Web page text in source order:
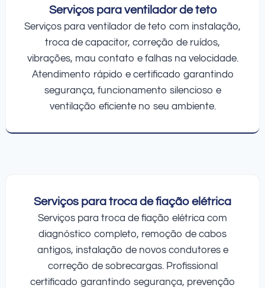
Serviços para ventilador de teto
Serviços para ventilador de teto com instalação,
troca de capacitor, correção de ruídos,
vibrações, mau contato e falhas na velocidade.
Atendimento rápido e certificado garantindo
segurança, funcionamento silencioso e
ventilação eficiente no seu ambiente.
Serviços para troca de fiação elétrica
Serviços para troca de fiação elétrica com
diagnóstico completo, remoção de cabos
antigos, instalação de novos condutores e
correção de sobrecargas. Profissional
certificado garantindo segurança, prevenção